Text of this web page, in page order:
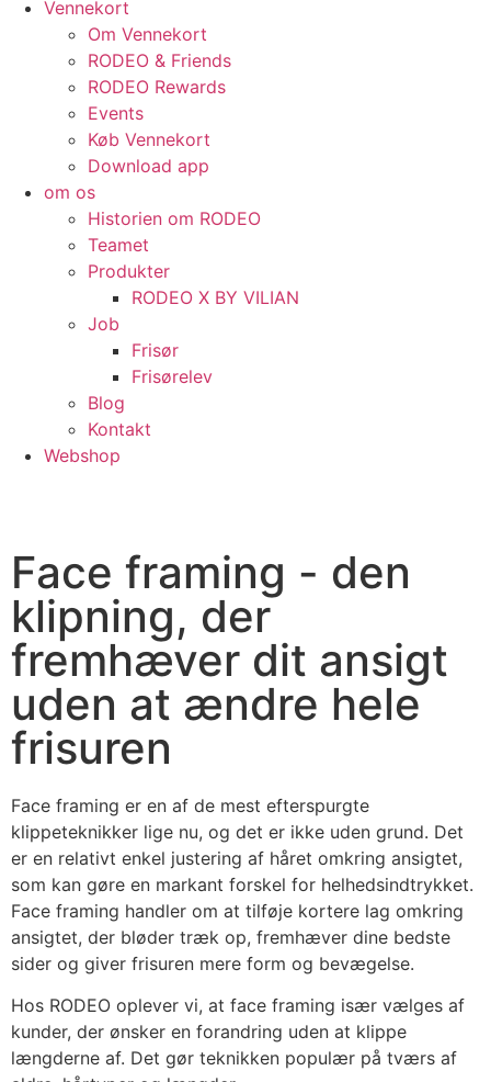
Vennekort
Om Vennekort
RODEO & Friends
RODEO Rewards
Events
Køb Vennekort
Download app
om os
Historien om RODEO
Teamet
Produkter
RODEO X BY VILIAN
Job
Frisør
Frisørelev
Blog
Kontakt
Webshop
​​Face framing - den
klipning, der
fremhæver dit ansigt
uden at ændre hele
frisuren
Face framing er en af de mest efterspurgte
klippeteknikker lige nu, og det er ikke uden grund. Det
er en relativt enkel justering af håret omkring ansigtet,
som kan gøre en markant forskel for helhedsindtrykket.
Face framing handler om at tilføje kortere lag omkring
ansigtet, der bløder træk op, fremhæver dine bedste
sider og giver frisuren mere form og bevægelse.
Hos RODEO oplever vi, at face framing især vælges af
kunder, der ønsker en forandring uden at klippe
længderne af. Det gør teknikken populær på tværs af